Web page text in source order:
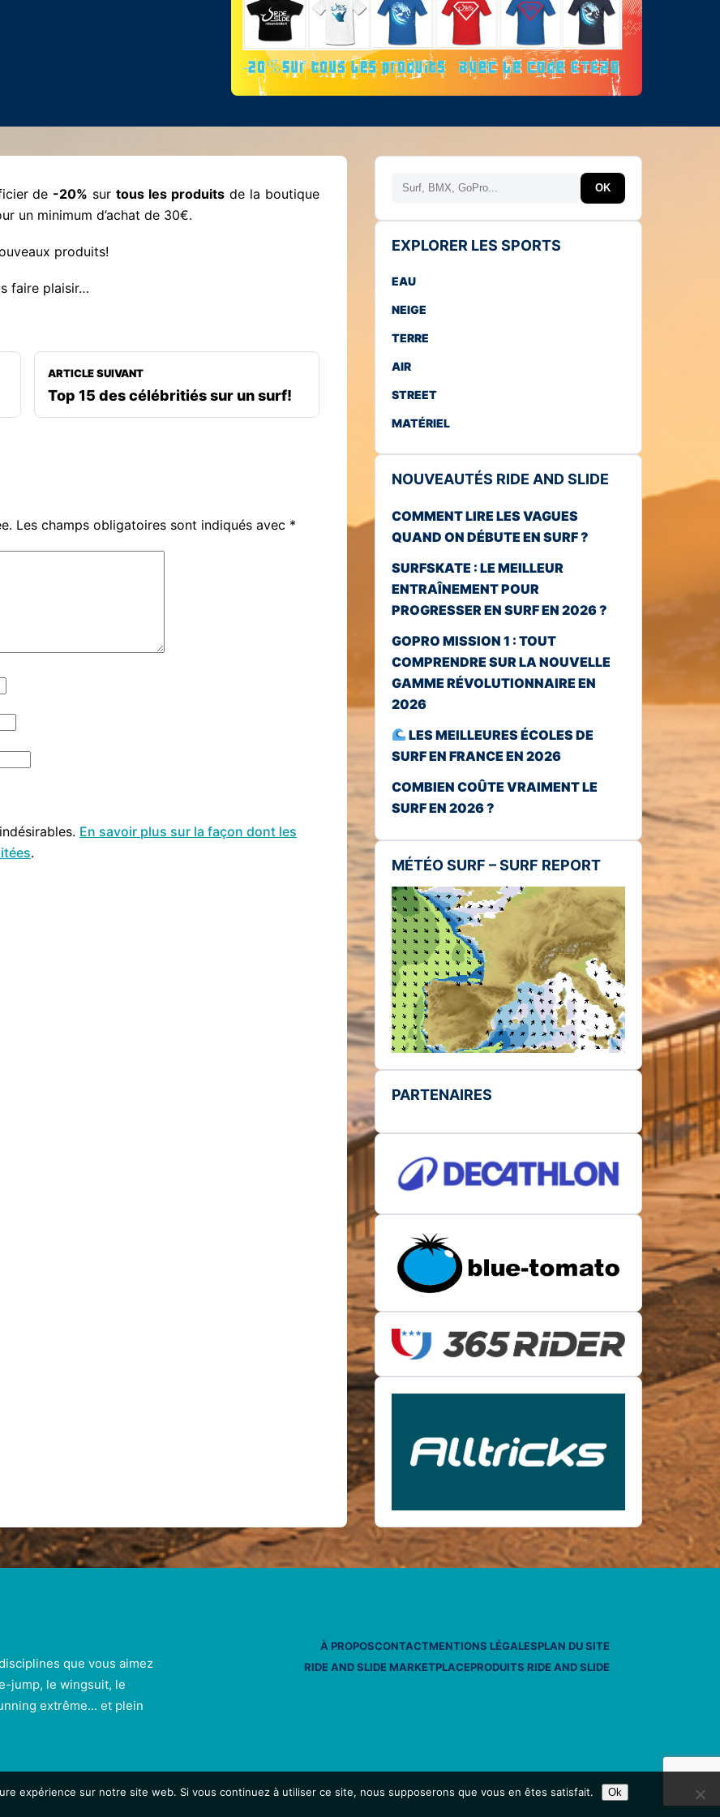
de -20% surtous les produits de la boutique
un minimum d’achat de 30€.
produits!
faire plaisir…
ARTICLE SUIVANT
Top 15 des célébritiés sur un surf!
Les champs obligatoires sont indiqués avec *
En savoir plus sur la façon dont les
.
Rechercher OK
EXPLORER LES SPORTS
EAU
NEIGE
TERRE
AIR
STREET
MATÉRIEL
NOUVEAUTÉS RIDE AND SLIDE
COMMENT LIRE LES VAGUES
QUAND ON DÉBUTE EN SURF ?
SURFSKATE : LE MEILLEUR
ENTRAÎNEMENT POUR
PROGRESSER EN SURF EN 2026 ?
GOPRO MISSION 1 : TOUT
COMPRENDRE SUR LA NOUVELLE
GAMME RÉVOLUTIONNAIRE EN
2026
LES MEILLEURES ÉCOLES DE
SURF EN FRANCE EN 2026
COMBIEN COÛTE VRAIMENT LE
SURF EN 2026 ?
MÉTÉO SURF – SURF REPORT
PARTENAIRES
que vous aimez
jump, le wingsuit, le
extrême... et plein
À PROPOSCONTACTMENTIONS LÉGALESPLAN DU SITE
RIDE AND SLIDE MARKETPLACEPRODUITS RIDE AND SLIDE
expérience sur notre site web. Si vous continuez à utiliser ce site, nous supposerons que vous en êtes satisfait. Ok